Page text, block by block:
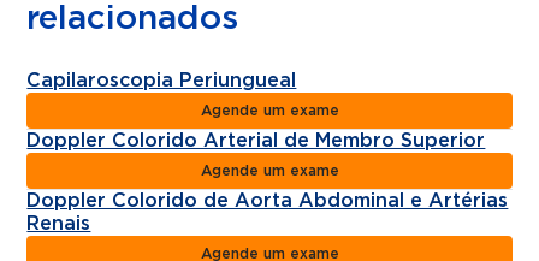
relacionados
Capilaroscopia Periungueal
Agende um exame
Doppler Colorido Arterial de Membro Superior
Agende um exame
Doppler Colorido de Aorta Abdominal e Artérias
Renais
Agende um exame